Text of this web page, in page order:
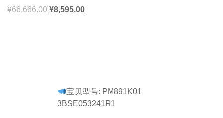
¥66,666.00 ¥8,595.00
宝贝型号: PM891K01
3BSE053241R1